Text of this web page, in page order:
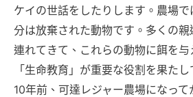
ケイの世話をしたりします。農場
分は放棄された動物です。多くの
連れてきて、これらの動物に餌を与
「生命教育」が重要な役割を果たし
10年前、可達レジャー農場になっ